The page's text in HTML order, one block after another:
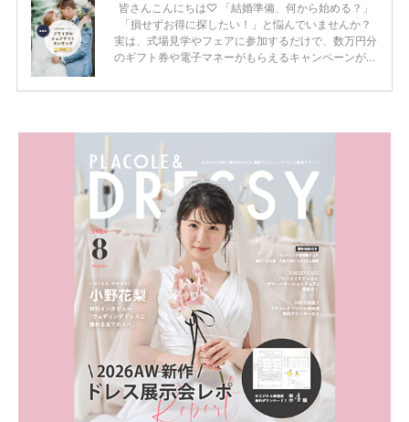
皆さんこんにちは♡ 「結婚準備、何から始める？」
「損せずお得に探したい！」と悩んでいませんか？
実は、式場見学やフェアに参加するだけで、数万円分
のギフト券や電子マネーがもらえるキャンペーンがあ
ため、比較せずに選ぶと損をしてしまうことも……。
内容：特典金額・条件・応募方法・注意点 「どこが
一番お得？」「プラコレの特典は？」といった疑問も
解決します。 まずは診断で候補を絞れる「ウェディ
ング診断」か、体験型 […]
続きを読む